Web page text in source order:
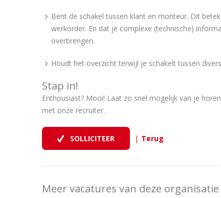
Bent de schakel tussen klant en monteur. Dit
werkorder. En dat je complexe (technische)
overbrengen.
Houdt het overzicht terwijl je schakelt tussen
Stap in!
Enthousiast? Mooi! Laat zo snel mogelijk van je
met onze recruiter.
|
Meer vacatures van deze organisatie